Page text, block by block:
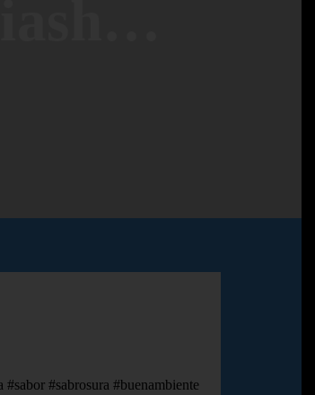
#sabrosura #buenambiente